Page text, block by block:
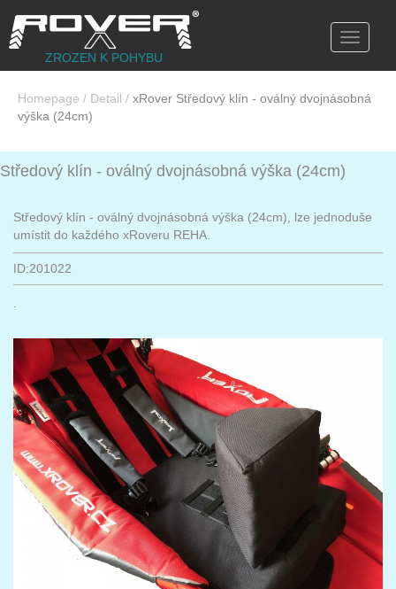
Toggle
ZROZEN K POHYBU
Homepage / Detail / xRover Středový klín - oválný dvojnásobná
výška (24cm)
Středový klín - oválný dvojnásobná výška (24cm)
Středový klín - oválný dvojnásobná výška (24cm), lze jednoduše
umístit do každého xRoveru REHA.
ID:201022